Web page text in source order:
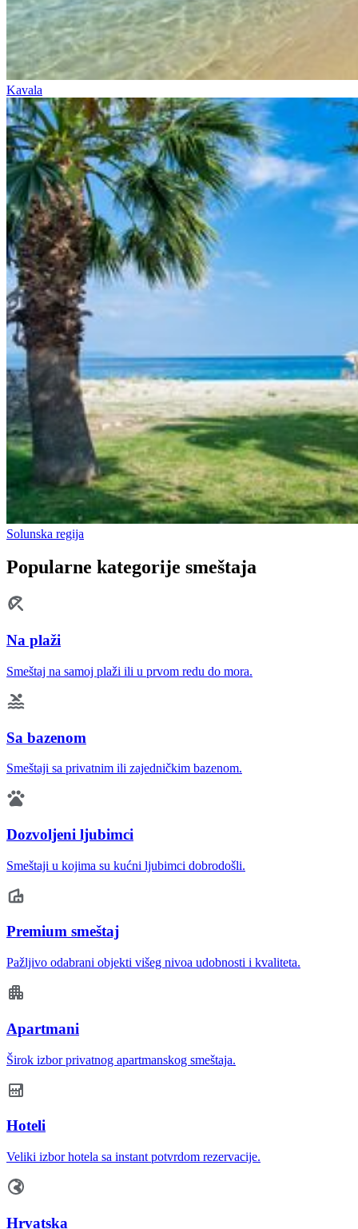
Kavala
Solunska regija
Popularne kategorije smeštaja
Na plaži
Smeštaj na samoj plaži ili u prvom redu do mora.
Sa bazenom
Smeštaji sa privatnim ili zajedničkim bazenom.
Dozvoljeni ljubimci
Smeštaji u kojima su kućni ljubimci dobrodošli.
Premium smeštaj
Pažljivo odabrani objekti višeg nivoa udobnosti i kvaliteta.
Apartmani
Širok izbor privatnog apartmanskog smeštaja.
Hoteli
Veliki izbor hotela sa instant potvrdom rezervacije.
Hrvatska